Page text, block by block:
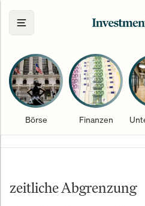
Börse Finanzen
zeitliche Abgrenzung